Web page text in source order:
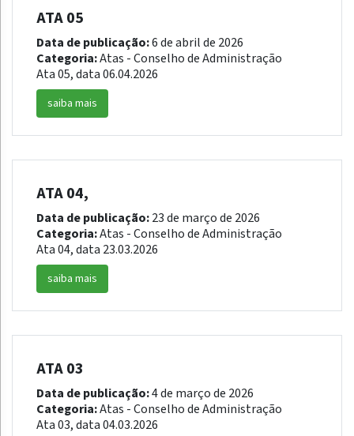
ATA 05
Data de publicação:6 de abril de 2026
Categoria:Atas - Conselho de Administração
Ata 05, data 06.04.2026
saiba mais
ATA 04,
Data de publicação:23 de março de 2026
Categoria:Atas - Conselho de Administração
Ata 04, data 23.03.2026
saiba mais
ATA 03
Data de publicação:4 de março de 2026
Categoria:Atas - Conselho de Administração
Ata 03, data 04.03.2026